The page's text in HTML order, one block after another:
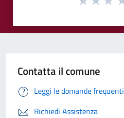
Contatta il comune
Leggi le domande frequenti
Richiedi Assistenza